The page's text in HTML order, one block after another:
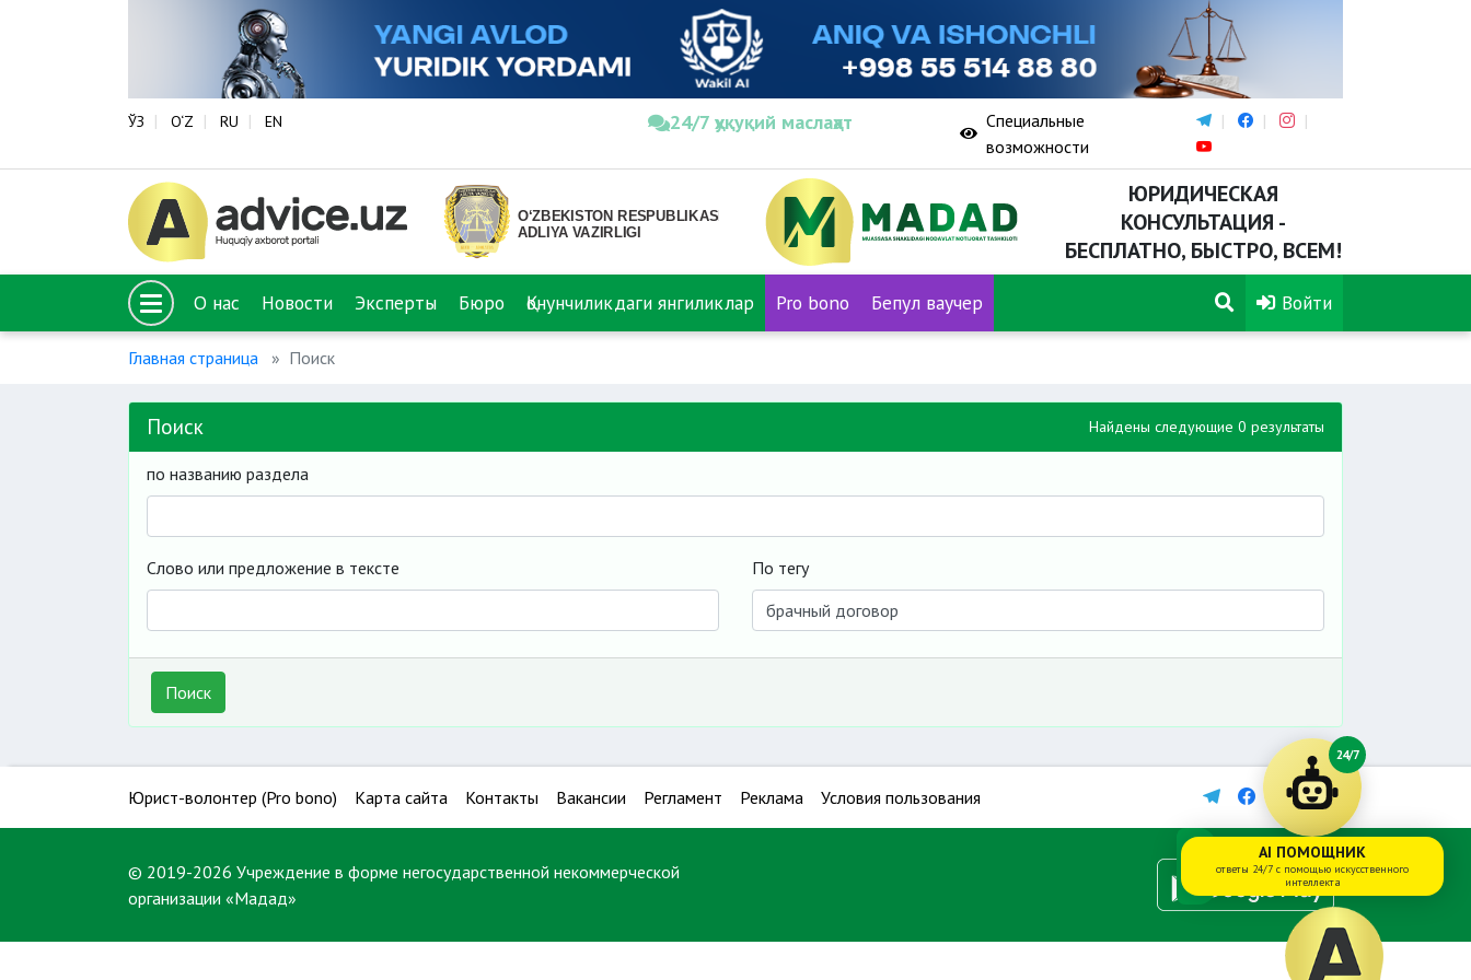
ЎЗ O‘Z RU EN 24/7 ҳуқуқий маслаҳат
Специальные
возможности
ЮРИДИЧЕСКАЯ
КОНСУЛЬТАЦИЯ -
БЕСПЛАТНО, БЫСТРО, ВСЕМ!
О нас Новости Эксперты Бюро Қонунчиликдаги янгиликлар Pro bono Бепул ваучер Войти
Главная страница Поиск
Поиск Найдены следующие 0 результаты
по названию раздела
Слово или предложение в тексте По тегу
Поиск
Юрист-волонтер (Pro bono) Карта сайта Контакты Вакансии Регламент Реклама Условия пользования
© 2019-2026 Учреждение в форме негосударственной некоммерческой
организации «Мадад»
24/7
AI ПОМОЩНИК
ответы 24/7 с помощью искусственного
интеллекта